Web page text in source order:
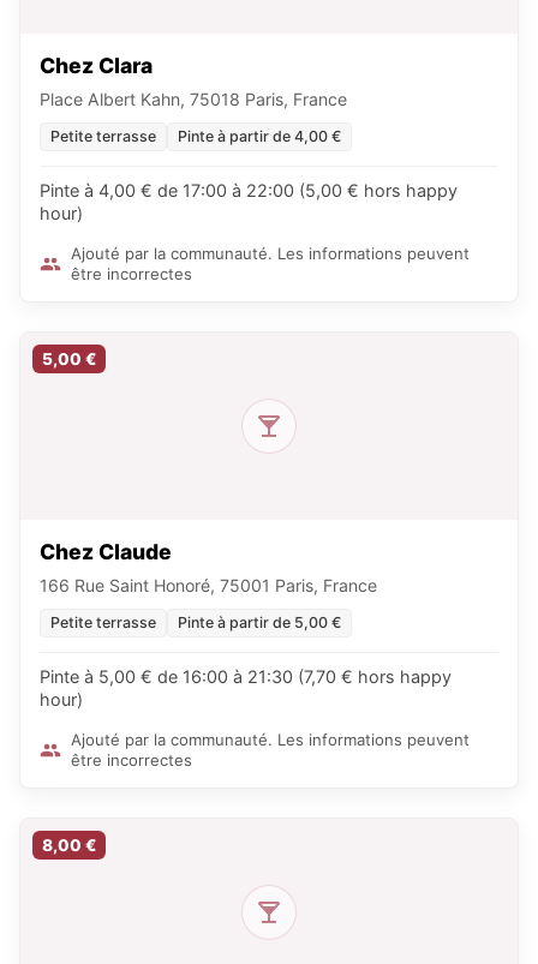
Chez Clara
Place Albert Kahn, 75018 Paris, France
Petite terrasse Pinte à partir de 4,00 €
Pinte à 4,00 € de 17:00 à 22:00 (5,00 € hors happy
hour)
Ajouté par la communauté. Les informations peuvent
être incorrectes
5,00 €
Chez Claude
166 Rue Saint Honoré, 75001 Paris, France
Petite terrasse Pinte à partir de 5,00 €
Pinte à 5,00 € de 16:00 à 21:30 (7,70 € hors happy
hour)
Ajouté par la communauté. Les informations peuvent
être incorrectes
8,00 €